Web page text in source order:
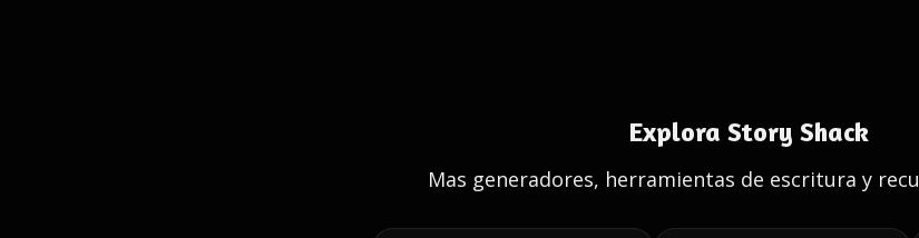
Explora Story Shack
Mas generadores, herramientas de escritura y